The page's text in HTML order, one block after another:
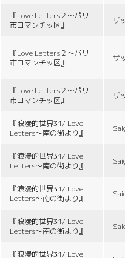
『Love Letters２〜パリ
市ロマンチッ区』
ザ
『Love Letters２〜パリ
市ロマンチッ区』
ザ
『Love Letters２〜パリ
市ロマンチッ区』
ザ
『浪漫的世界31/ Love
Letters〜南の街より』
『浪漫的世界31/ Love
Letters〜南の街より』
『浪漫的世界31/ Love
Letters〜南の街より』
『浪漫的世界31/ Love
Letters〜南の街より』
『浪漫的世界31/ Love